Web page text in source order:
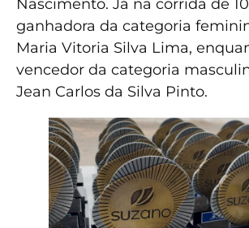
Nascimento. Já na corrida de
ganhadora da categoria
Maria Vitoria Silva Lima,
vencedor da categoria
Jean Carlos da Silva Pinto.